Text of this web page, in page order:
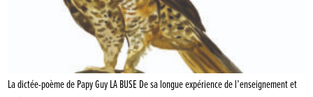
La dictée-poème de Papy Guy LA BUSE De sa longue expérience de l’enseignement et